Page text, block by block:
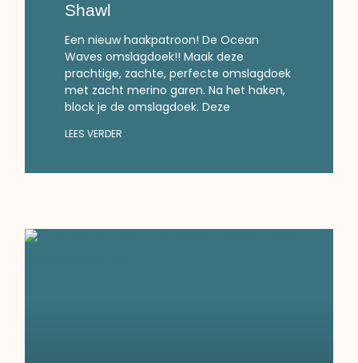
Shawl
Een nieuw haakpatroon! De Ocean
Waves omslagdoek!! Maak deze
prachtige, zachte, perfecte omslagdoek
met zacht merino garen. Na het haken,
block je de omslagdoek. Deze
LEES VERDER